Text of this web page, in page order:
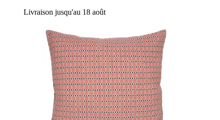
Livraison jusqu'au 18 août